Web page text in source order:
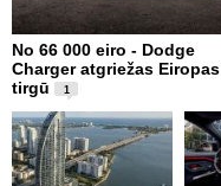
No 66 000 eiro - Dodge
Charger atgriežas Eiropas
tirgū
1